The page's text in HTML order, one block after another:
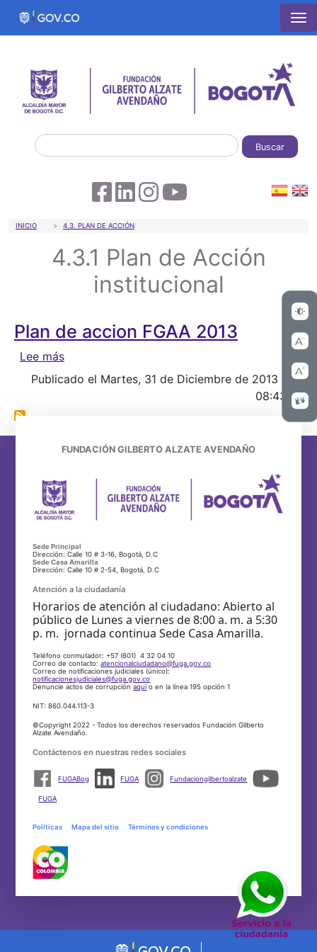
Pasar al contenido principal
Buscar
Sobrescribir enlaces de ayuda a la
INICIO 4.3. PLAN DE ACCIÓN
4.3.1 Plan de Acción
institucional
Plan de accion FGAA 2013
Lee mássobre Plan de accion FGAA 2013
Publicado el Martes, 31 de Diciembre de 2013 -
08:43
FUNDACIÓN GILBERTO ALZATE AVENDAÑO
Sede Principal
Dirección: Calle 10 # 3-16, Bogotá, D.C
Sede Casa Amarilla
Dirección: Calle 10 # 2-54, Bogotá, D.C
Atención a la ciudadanía
Horarios de atención al ciudadano: Abierto al
público de Lunes a viernes de 8:00 a. m. a 5:30
p. m. jornada continua Sede Casa Amarilla.
Teléfono conmutador: +57 (601) 4 32 04 10
Correo de contacto:atencionalciudadano@fuga.gov.co
Correo de notificaciones judiciales (único):
notificacionesjudiciales@fuga.gov.co
Denuncie actos de corrupciónaquío en la línea 195 opción 1
NIT: 860.044.113-3
©Copyright 2022 - Todos los derechos reservados Fundación Gilberto
Alzate Avendaño.
Contáctenos en nuestras redes sociales
FUGABog FUGA Fundaciongilbertoalzate
FUGA
Políticas Mapa del sitio Términos y condiciones